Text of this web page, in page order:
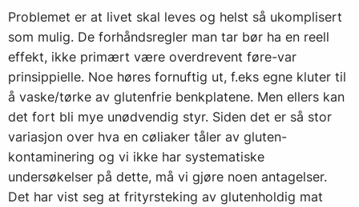
Problemet er at livet skal leves og helst så ukomplisert
som mulig. De forhåndsregler man tar bør ha en reell
effekt, ikke primært være overdrevent føre-var
prinsippielle. Noe høres fornuftig ut, f.eks egne kluter til
å vaske/tørke av glutenfrie benkplatene. Men ellers kan
det fort bli mye unødvendig styr. Siden det er så stor
variasjon over hva en cøliaker tåler av gluten-
kontaminering og vi ikke har systematiske
undersøkelser på dette, må vi gjøre noen antagelser.
Det har vist seg at frityrsteking av glutenholdig mat